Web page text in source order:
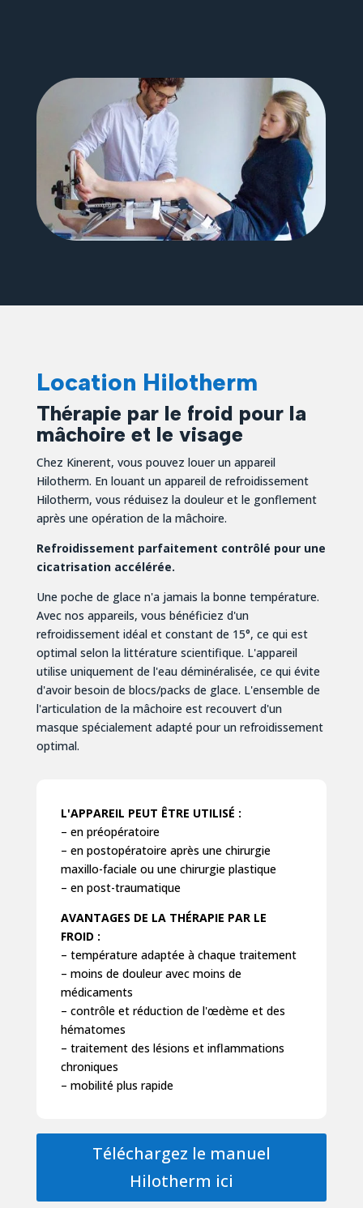
Location Hilotherm
Thérapie par le froid pour la
mâchoire et le visage
Chez Kinerent, vous pouvez louer un appareil
Hilotherm. En louant un appareil de refroidissement
Hilotherm, vous réduisez la douleur et le gonflement
après une opération de la mâchoire.
Refroidissement parfaitement contrôlé pour une
cicatrisation accélérée.
Une poche de glace n'a jamais la bonne température.
Avec nos appareils, vous bénéficiez d'un
refroidissement idéal et constant de 15°, ce qui est
optimal selon la littérature scientifique. L'appareil
utilise uniquement de l'eau déminéralisée, ce qui évite
d'avoir besoin de blocs/packs de glace. L'ensemble de
l'articulation de la mâchoire est recouvert d'un
masque spécialement adapté pour un refroidissement
optimal.
L'APPAREIL PEUT ÊTRE UTILISÉ :
– en préopératoire
– en postopératoire après une chirurgie
maxillo-faciale ou une chirurgie plastique
– en post-traumatique
AVANTAGES DE LA THÉRAPIE PAR LE
FROID :
– température adaptée à chaque traitement
– moins de douleur avec moins de
médicaments
– contrôle et réduction de l'œdème et des
hématomes
– traitement des lésions et inflammations
chroniques
– mobilité plus rapide
Téléchargez le manuel
Hilotherm ici